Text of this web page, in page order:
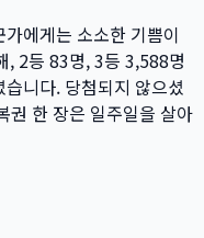
에게는 소소한 기쁨이
, 2등 83명, 3등 3,588명
니다. 당첨되지 않으셨
권 한 장은 일주일을 살아